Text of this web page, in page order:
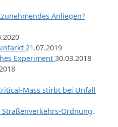
Anliegen?
21.07.2019
Experiment 30.03.2018
Mass stirbt bei Unfall
Straßenverkehrs-Ordnung,